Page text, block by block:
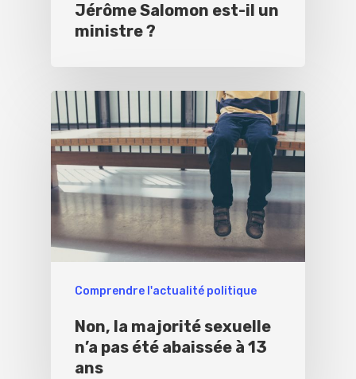
Jérôme Salomon est-il un
ministre ?
Comprendre l'actualité politique
Non, la majorité sexuelle
n’a pas été abaissée à 13
ans